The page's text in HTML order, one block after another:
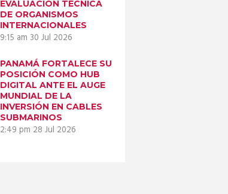
EVALUACIÓN TÉCNICA
DE ORGANISMOS
INTERNACIONALES
9:15 am 30 Jul 2026
PANAMÁ FORTALECE SU
POSICIÓN COMO HUB
DIGITAL ANTE EL AUGE
MUNDIAL DE LA
INVERSIÓN EN CABLES
SUBMARINOS
2:49 pm 28 Jul 2026